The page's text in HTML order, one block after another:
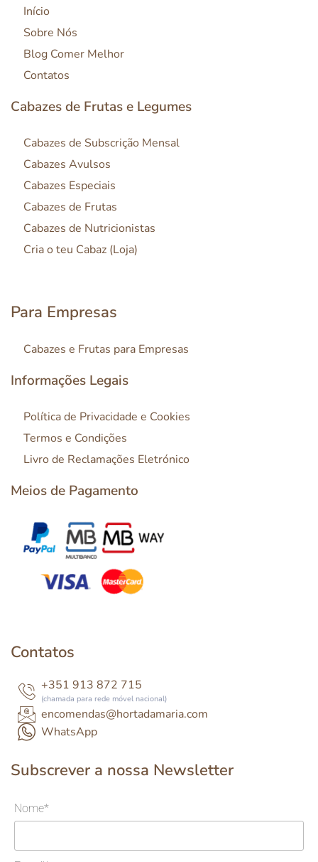
Início
Sobre Nós
Blog Comer Melhor
Contatos
Cabazes de Frutas e Legumes
Cabazes de Subscrição Mensal
Cabazes Avulsos
Cabazes Especiais
Cabazes de Frutas
Cabazes de Nutricionistas
Cria o teu Cabaz (Loja)
Para Empresas
Cabazes e Frutas para Empresas
Informações Legais
Política de Privacidade e Cookies
Termos e Condições
Livro de Reclamações Eletrónico
Meios de Pagamento
Contatos
+351 913 872 715
(chamada para rede móvel nacional)
encomendas@hortadamaria.com
WhatsApp
Subscrever a nossa Newsletter
Nome*